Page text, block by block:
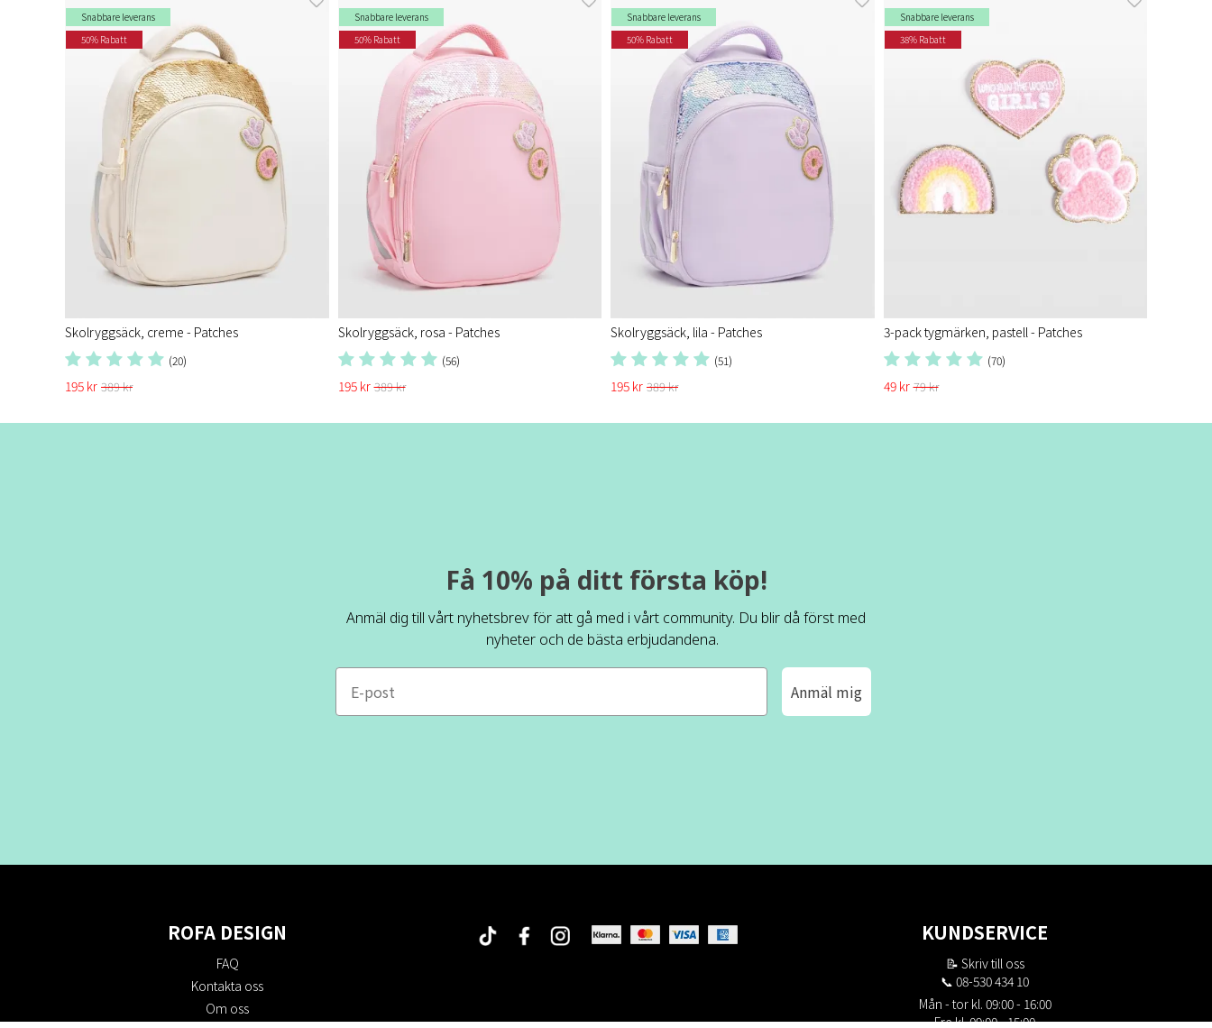
Snabbare leverans
50% Rabatt
Skolryggsäck, creme - Patches
(20)
195 kr 389 kr
Snabbare leverans
50% Rabatt
Skolryggsäck, rosa - Patches
(56)
195 kr 389 kr
Snabbare leverans
50% Rabatt
Skolryggsäck, lila - Patches
(51)
195 kr 389 kr
Snabbare leverans
38% Rabatt
3-pack tygmärken, pastell - Patches
(70)
49 kr 79 kr
Få 10% på ditt första köp!
Anmäl dig till vårt nyhetsbrev för att gå med i vårt community. Du blir då först med
nyheter och de bästa erbjudandena.
e-mail
Anmäl mig
ROFA DESIGN
FAQ
Kontakta oss
Om oss
KUNDSERVICE
📝 Skriv till oss
📞 08-530 434 10
Mån - tor kl. 09:00 - 16:00
Fre kl. 09:00 - 15:00